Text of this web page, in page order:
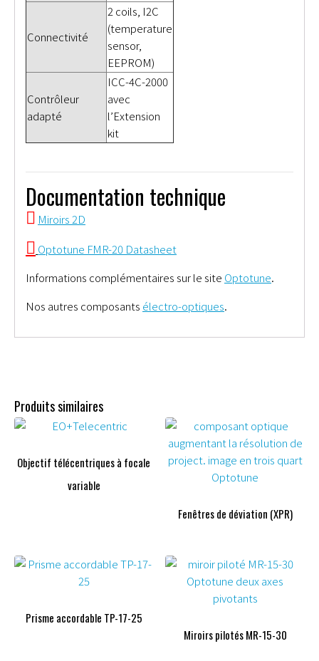
Connectivité
2 coils, I2C
(temperature
sensor,
EEPROM)
Contrôleur
adapté
ICC-4C-2000
avec
l’Extension
kit
Documentation technique
Miroirs 2D
Optotune FMR-20 Datasheet
Informations complémentaires sur le site Optotune.
Nos autres composants électro-optiques.
Produits similaires
Objectif télécentriques à focale
variable
Fenêtres de déviation (XPR)
Prisme accordable TP-17-25
Miroirs pilotés MR-15-30